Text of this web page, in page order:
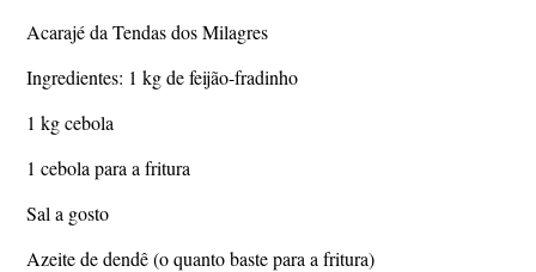
Acarajé da Tendas dos Milagres
Ingredientes: 1 kg de feijão-fradinho
1 kg cebola
1 cebola para a fritura
Sal a gosto
Azeite de dendê (o quanto baste para a fritura)